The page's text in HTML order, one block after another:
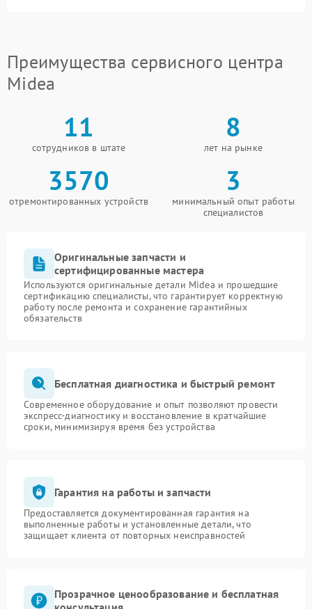
Преимущества сервисного центра
Midea
11
сотрудников в штате
8
лет на рынке
3570
отремонтированных устройств
3
минимальный опыт работы
специалистов
Оригинальные запчасти и
сертифицированные мастера
Используются оригинальные детали Midea и прошедшие
сертификацию специалисты, что гарантирует корректную
работу после ремонта и сохранение гарантийных
обязательств
Бесплатная диагностика и быстрый ремонт
Современное оборудование и опыт позволяют провести
экспресс-диагностику и восстановление в кратчайшие
сроки, минимизируя время без устройства
Гарантия на работы и запчасти
Предоставляется документированная гарантия на
выполненные работы и установленные детали, что
защищает клиента от повторных неисправностей
Прозрачное ценообразование и бесплатная